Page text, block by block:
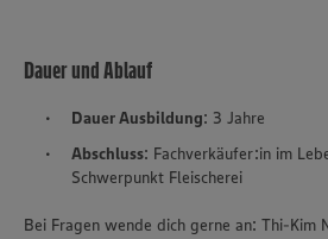
Dauer und Ablauf
Dauer Ausbildung: 3 Jahre
Abschluss: Fachverkäufer:in im
Schwerpunkt Fleischerei
Bei Fragen wende dich gerne an: Thi-Kim